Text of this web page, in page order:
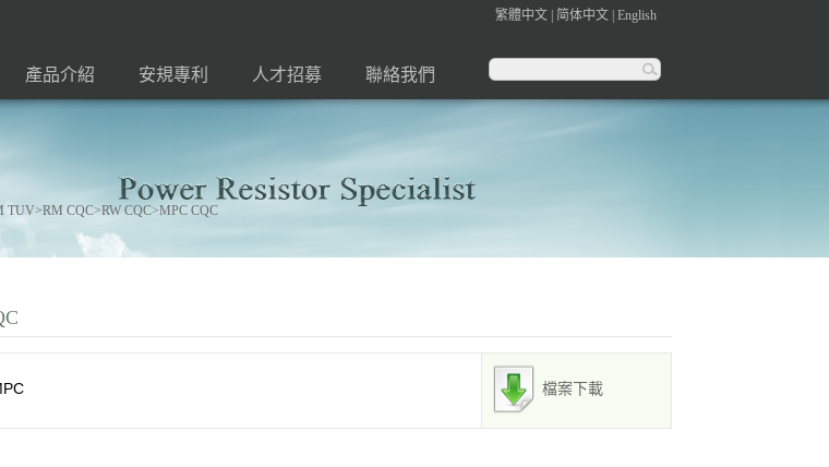
產品介紹 安規專利 人才招募 聯絡我們
繁體中文| 简体中文| English
CQC>RW CQC>MPC CQC
檔案下載